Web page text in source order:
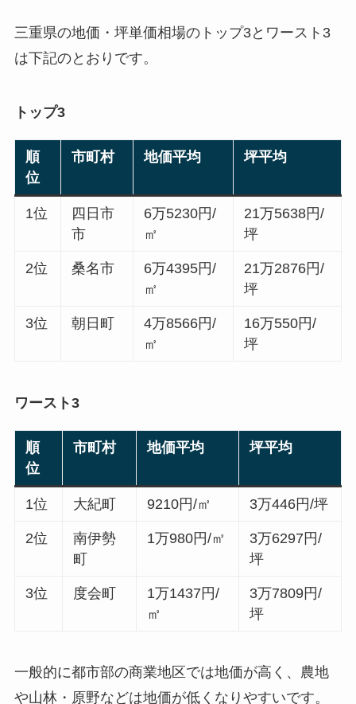
三重県の地価・坪単価相場のトップ3とワースト3
は下記のとおりです。
トップ3
順
位
市町村 地価平均 坪平均
1位
四日市
市
6万5230円/
㎡
21万5638円/
坪
2位 桑名市
6万4395円/
㎡
21万2876円/
坪
3位 朝日町
4万8566円/
㎡
16万550円/
坪
ワースト3
順
位
市町村 地価平均 坪平均
1位 大紀町 9210円/㎡ 3万446円/坪
2位
南伊勢
町
1万980円/㎡
3万6297円/
坪
3位 度会町
1万1437円/
㎡
3万7809円/
坪
一般的に都市部の商業地区では地価が高く、農地
や山林・原野などは地価が低くなりやすいです。